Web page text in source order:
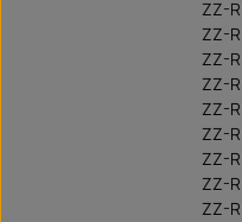
ZZ-
ZZ-
ZZ-
ZZ-
ZZ-
ZZ-
ZZ-
ZZ-
ZZ-